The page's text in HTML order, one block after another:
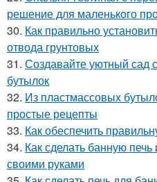
решение для маленького
30. Как правильно
отвода грунтовых
31. Создавайте уютный сад
бутылок
32. Из пластмассовых
простые рецепты
33. Как обеспечить
34. Как сделать банную
своими руками